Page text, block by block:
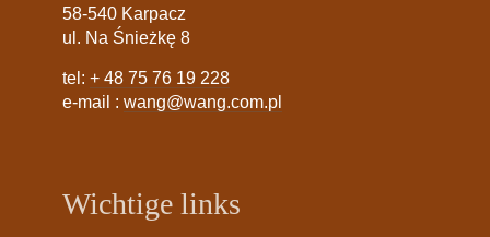
58-540 Karpacz
ul. Na Śnieżkę 8
tel: + 48 75 76 19 228
e-mail : wang@wang.com.pl
Wichtige links